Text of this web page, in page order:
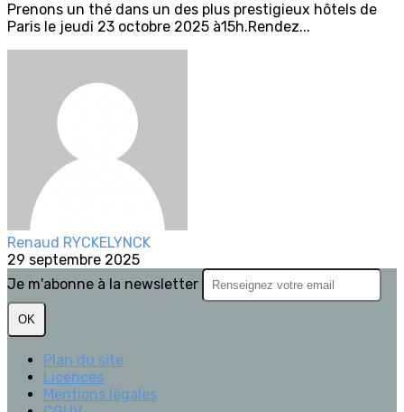
Prenons un thé dans un des plus prestigieux hôtels de
Paris le jeudi 23 octobre 2025 à15h.Rendez...
Renaud RYCKELYNCK
29 septembre 2025
Je m'abonne à la newsletter
OK
Plan du site
Licences
Mentions légales